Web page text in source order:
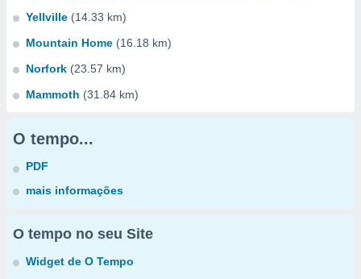
Yellville (14.33 km)
Mountain Home (16.18 km)
Norfork (23.57 km)
Mammoth (31.84 km)
O tempo...
PDF
mais informações
O tempo no seu Site
Widget de O Tempo